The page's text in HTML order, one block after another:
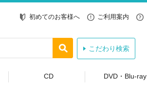
初めてのお客様へ ご利用案内
こだわり検索
CD DVD・Blu-ray